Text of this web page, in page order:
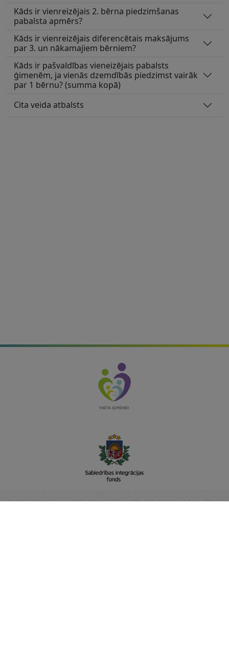
Kāds ir vienreizējais 2. bērna piedzimšanas
pabalsta apmērs?
Kāds ir vienreizējais diferencētais maksājums
par 3. un nākamajiem bērniem?
Kāds ir pašvaldības vieneizējais pabalsts
ģimenēm, ja vienās dzemdībās piedzimst vairāk
par 1 bērnu? (summa kopā)
Cita veida atbalsts